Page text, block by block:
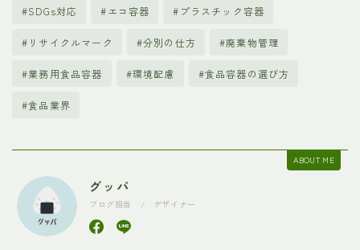
#SDGs対応 #エコ容器 #プラスチック容器
#リサイクルマーク #分別の仕方 #廃棄物管理
#業務用食品容器 #環境配慮 #食品容器の選び方
#食品業界
ABOUT ME
グッパ
ブログ担当 / デザイナー